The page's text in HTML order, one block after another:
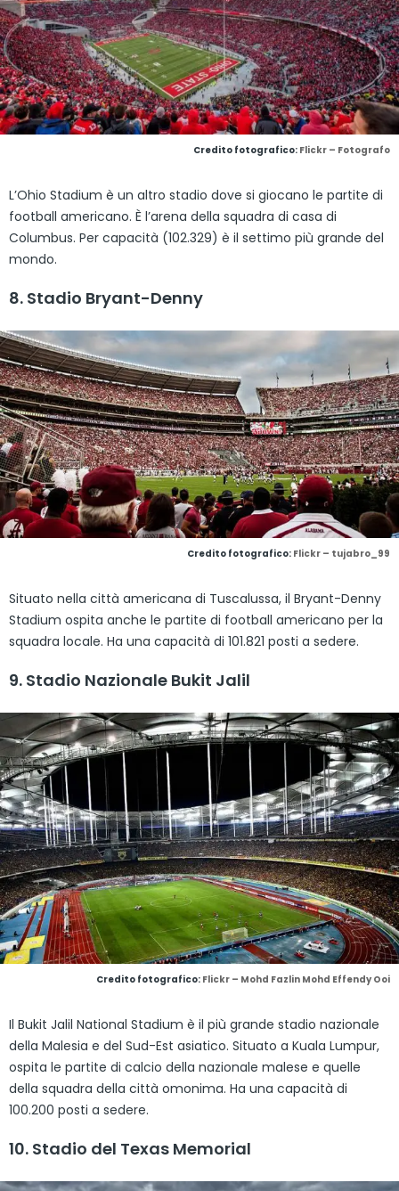
Credito fotografico: Flickr – Fotografo
L’Ohio Stadium è un altro stadio dove si giocano le partite di
football americano. È l’arena della squadra di casa di
Columbus. Per capacità (102.329) è il settimo più grande del
mondo.
8. Stadio Bryant-Denny
Credito fotografico: Flickr – tujabro_99
Situato nella città americana di Tuscalussa, il Bryant-Denny
Stadium ospita anche le partite di football americano per la
squadra locale. Ha una capacità di 101.821 posti a sedere.
9. Stadio Nazionale Bukit Jalil
Credito fotografico: Flickr – Mohd Fazlin Mohd Effendy Ooi
Il Bukit Jalil National Stadium è il più grande stadio nazionale
della Malesia e del Sud-Est asiatico. Situato a Kuala Lumpur,
ospita le partite di calcio della nazionale malese e quelle
della squadra della città omonima. Ha una capacità di
100.200 posti a sedere.
10. Stadio del Texas Memorial